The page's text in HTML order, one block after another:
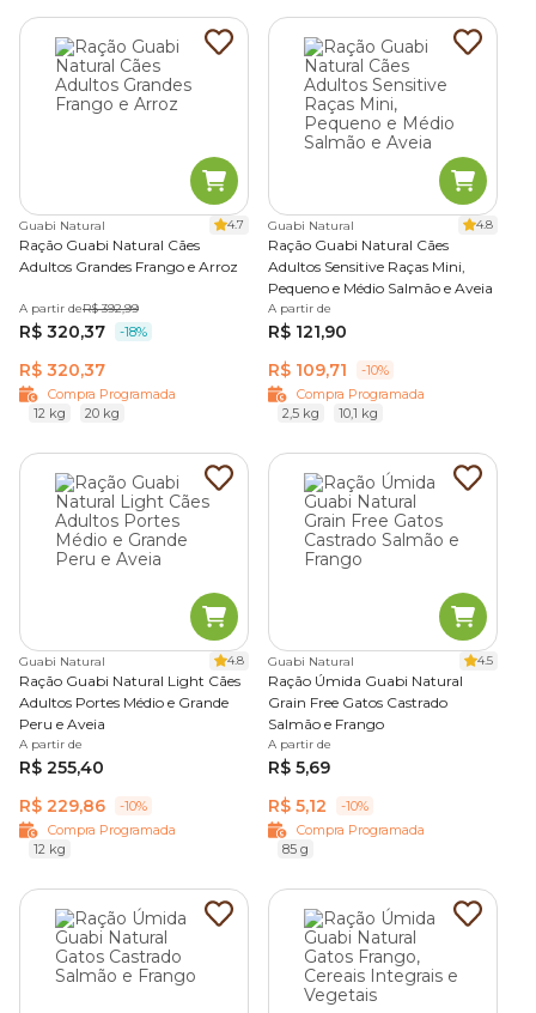
Guabi Natural 4.7
Ração Guabi Natural Cães
Adultos Grandes Frango e Arroz
A partir deR$ 392,99
R$ 320,37 -18%
R$ 320,37
Compra Programada
12 kg
20 kg
Guabi Natural 4.8
Ração Guabi Natural Cães
Adultos Sensitive Raças Mini,
Pequeno e Médio Salmão e Aveia
A partir de
R$ 121,90
R$ 109,71
-10%
Compra Programada
2,5 kg
10,1 kg
Guabi Natural 4.8
Ração Guabi Natural Light Cães
Adultos Portes Médio e Grande
Peru e Aveia
A partir de
R$ 255,40
R$ 229,86
-10%
Compra Programada
12 kg
Guabi Natural 4.5
Ração Úmida Guabi Natural
Grain Free Gatos Castrado
Salmão e Frango
A partir de
R$ 5,69
R$ 5,12
-10%
Compra Programada
85 g